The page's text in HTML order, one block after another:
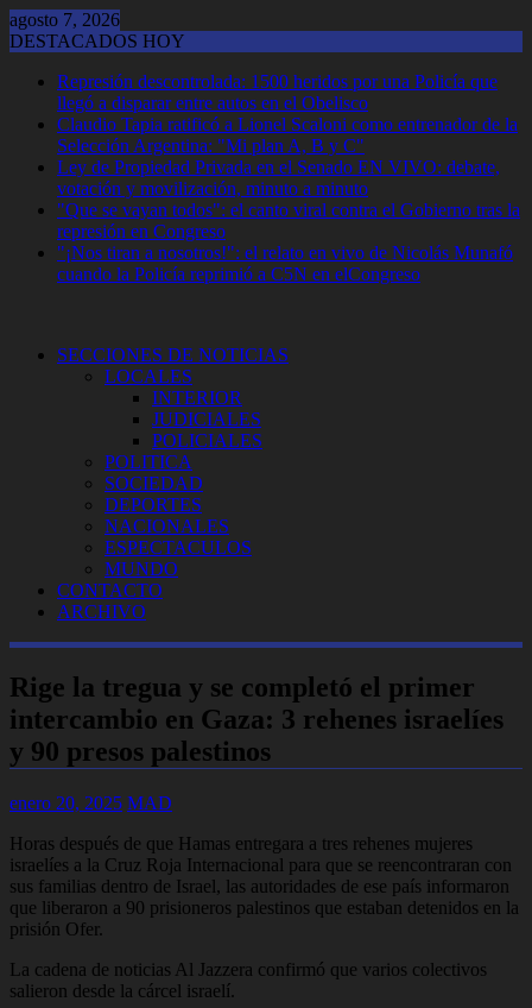
Saltar
al
agosto 7, 2026
DESTACADOS HOY
Represión descontrolada: 1500 heridos por una Policía que
llegó a disparar entre autos en el Obelisco
Claudio Tapia ratificó a Lionel Scaloni como entrenador de la
Selección Argentina: "Mi plan A, B y C"
Ley de Propiedad Privada en el Senado EN VIVO: debate,
votación y movilización, minuto a minuto
"Que se vayan todos": el canto viral contra el Gobierno tras la
represión en Congreso
"¡Nos tiran a nosotros!": el relato en vivo de Nicolás Munafó
cuando la Policía reprimió a C5N en elCongreso
SECCIONES DE NOTICIAS
LOCALES
INTERIOR
JUDICIALES
POLICIALES
POLITICA
SOCIEDAD
DEPORTES
NACIONALES
ESPECTACULOS
MUNDO
CONTACTO
ARCHIVO
Rige la tregua y se completó el primer
intercambio en Gaza: 3 rehenes israelíes
y 90 presos palestinos
enero 20, 2025 MAD
Horas después de que Hamas entregara a tres rehenes mujeres
israelíes a la Cruz Roja Internacional para que se reencontraran con
sus familias dentro de Israel, las autoridades de ese país informaron
que liberaron a 90 prisioneros palestinos que estaban detenidos en la
prisión Ofer.
La cadena de noticias Al Jazzera confirmó que varios colectivos
salieron desde la cárcel israelí.